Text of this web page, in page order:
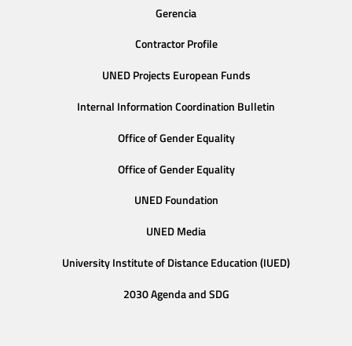
Gerencia
Contractor Profile
UNED Projects European Funds
Internal Information Coordination Bulletin
Office of Gender Equality
Office of Gender Equality
UNED Foundation
UNED Media
University Institute of Distance Education (IUED)
2030 Agenda and SDG